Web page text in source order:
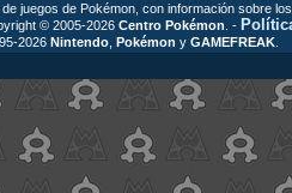
juegos de Pokémon, con información sobre
© 2005-2026 Centro Pokémon . -
2026 Nintendo, Pokémon y GAMEFREAK.